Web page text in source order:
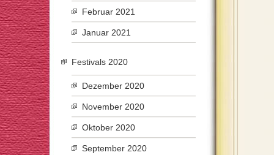
Februar 2021
Januar 2021
Festivals 2020
Dezember 2020
November 2020
Oktober 2020
September 2020